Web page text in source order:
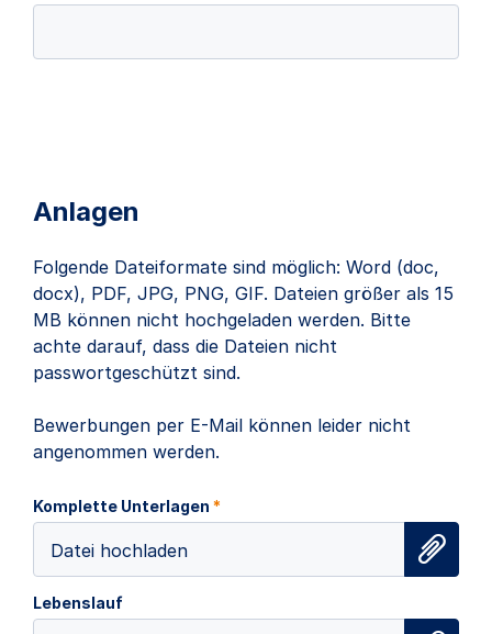
Anlagen
Folgende Dateiformate sind möglich: Word (doc,
docx), PDF, JPG, PNG, GIF. Dateien größer als 15
MB können nicht hochgeladen werden. Bitte
achte darauf, dass die Dateien nicht
passwortgeschützt sind.
Bewerbungen per E-Mail können leider nicht
angenommen werden.
Komplette Unterlagen *
Datei hochladen
Lebenslauf